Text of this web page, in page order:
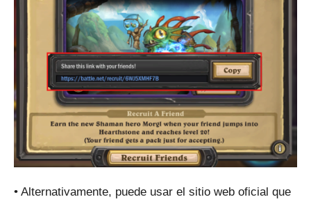
• Alternativamente, puede usar el sitio web oficial que